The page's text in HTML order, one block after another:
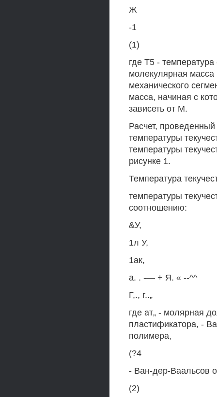
Ж
-1
(1)
где Т5 -
молекулярная
механического
масса, начиная с
зависеть от М.
Расчет,
температуры
температуры
рисунке 1.
Температура
температуры
соотношению:
&У,
1л У,
1ак,
а. . -— + Я. « --^^
Г,., г..„
где ат„ - молярная
пластификатора, -
полимера,
(?4
- Ван-дер-Ваальсов
(2)